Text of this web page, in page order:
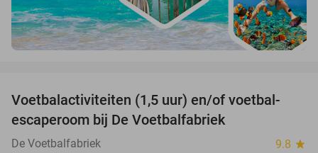
31%
Voetbalactiviteiten (1,5 uur) en/of voetbal-
escaperoom bij De Voetbalfabriek
De Voetbalfabriek 9.8 star